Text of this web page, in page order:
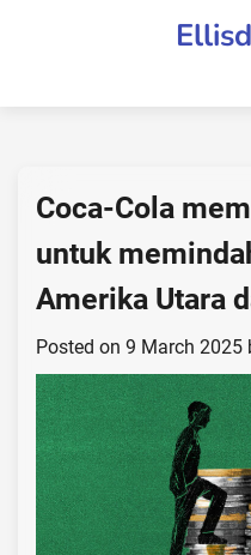
Coca-Cola
untuk
Amerika Utara
Posted on 9 March 2025